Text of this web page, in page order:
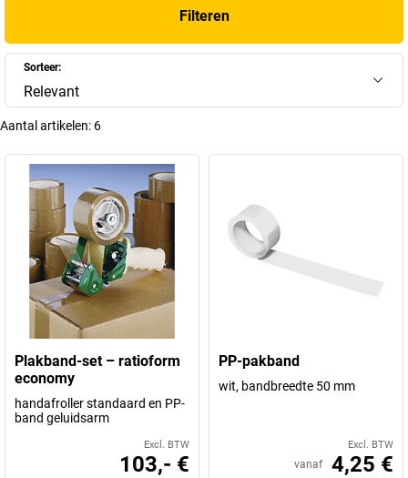
Filteren
Sorteer:
Relevant
Aantal artikelen: 6
Plakband-set – ratioform
economy
handafroller standaard en PP-
band geluidsarm
Excl. BTW
103,- €
PP-pakband
wit, bandbreedte 50 mm
Excl. BTW
vanaf 4,25 €